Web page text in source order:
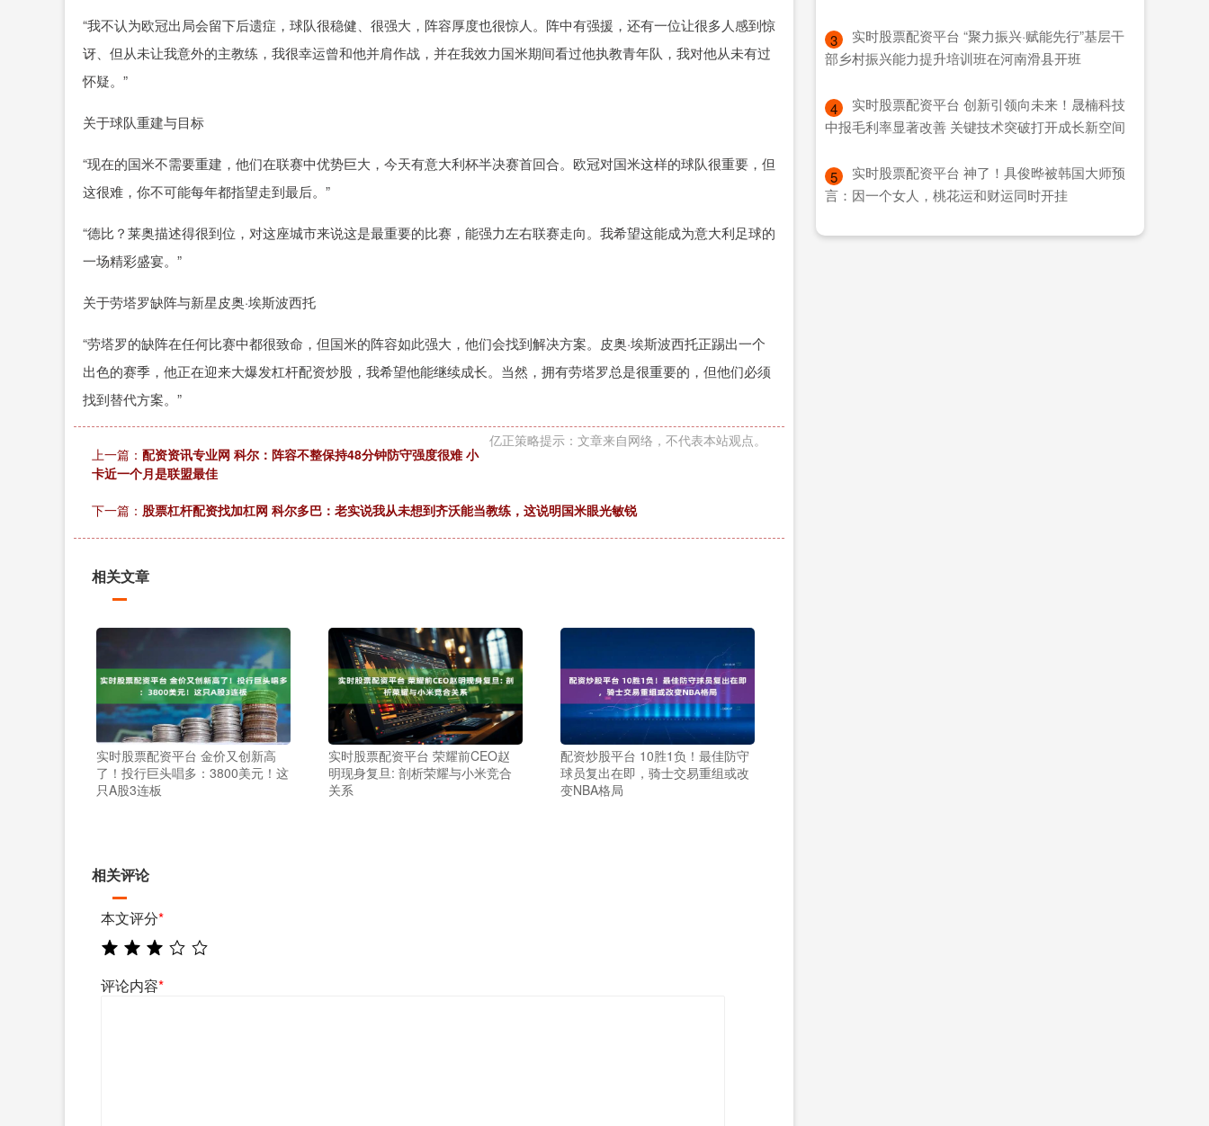
“我不认为欧冠出局会留下后遗症，球队很稳健、很强大，阵容厚度也很惊人。阵中有强援，还有一位让很多人感到惊
讶、但从未让我意外的主教练，我很幸运曾和他并肩作战，并在我效力国米期间看过他执教青年队，我对他从未有过
怀疑。”
关于球队重建与目标
“现在的国米不需要重建，他们在联赛中优势巨大，今天有意大利杯半决赛首回合。欧冠对国米这样的球队很重要，但
这很难，你不可能每年都指望走到最后。”
“德比？莱奥描述得很到位，对这座城市来说这是最重要的比赛，能强力左右联赛走向。我希望这能成为意大利足球的
一场精彩盛宴。”
关于劳塔罗缺阵与新星皮奥·埃斯波西托
“劳塔罗的缺阵在任何比赛中都很致命，但国米的阵容如此强大，他们会找到解决方案。皮奥·埃斯波西托正踢出一个
出色的赛季，他正在迎来大爆发杠杆配资炒股，我希望他能继续成长。当然，拥有劳塔罗总是很重要的，但他们必须
找到替代方案。”
亿正策略提示：文章来自网络，不代表本站观点。
上一篇： 配资资讯专业网 科尔：阵容不整保持48分钟防守强度很难 小
卡近一个月是联盟最佳
下一篇： 股票杠杆配资找加杠网 科尔多巴：老实说我从未想到齐沃能当教练，这说明国米眼光敏锐
相关文章
实时股票配资平台 金价又创新高
了！投行巨头唱多：3800美元！这
只A股3连板
实时股票配资平台 荣耀前CEO赵
明现身复旦: 剖析荣耀与小米竞合
关系
配资炒股平台 10胜1负！最佳防守
球员复出在即，骑士交易重组或改
变NBA格局
相关评论
本文评分*
评论内容*
3
​实时股票配资平台 “聚力振兴·赋能先行”基层干
部乡村振兴能力提升培训班在河南滑县开班
4
​实时股票配资平台 创新引领向未来！晟楠科技
中报毛利率显著改善 关键技术突破打开成长新空间
5
​实时股票配资平台 神了！具俊晔被韩国大师预
言：因一个女人，桃花运和财运同时开挂